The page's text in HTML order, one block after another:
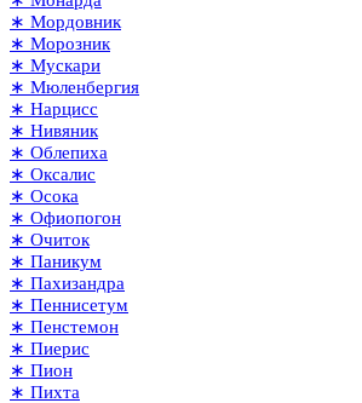
∗ Мордовник
∗ Морозник
∗ Мускари
∗ Мюленбергия
∗ Нарцисс
∗ Нивяник
∗ Облепиха
∗ Оксалис
∗ Осока
∗ Офиопогон
∗ Очиток
∗ Паникум
∗ Пахизандра
∗ Пеннисетум
∗ Пенстемон
∗ Пиерис
∗ Пион
∗ Пихта